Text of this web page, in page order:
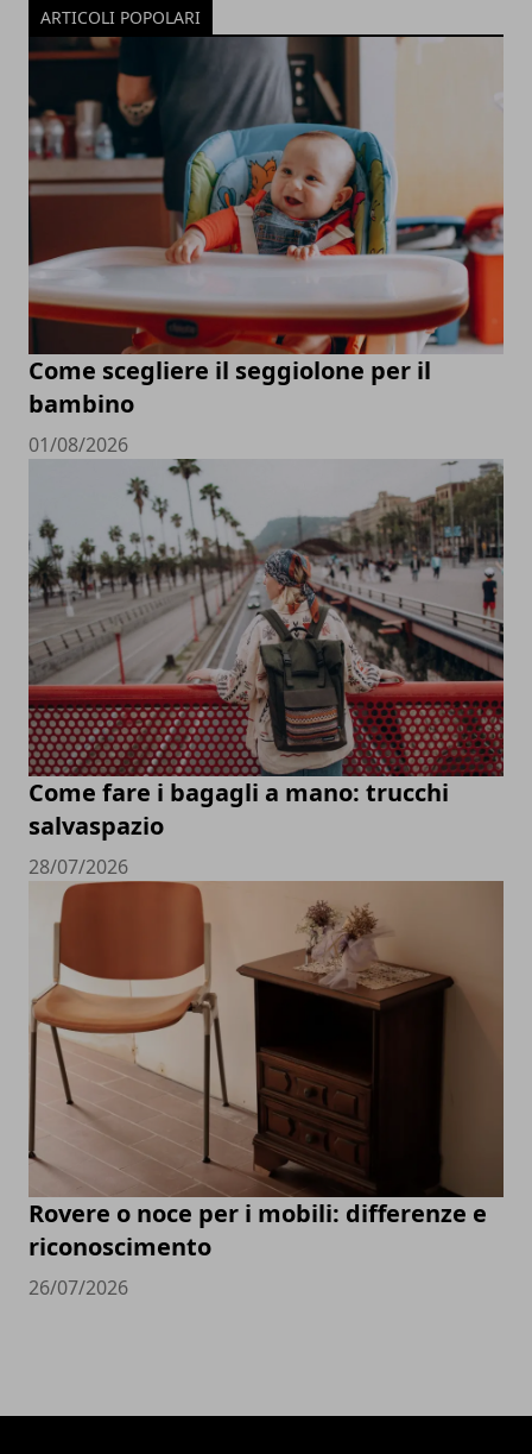
ARTICOLI POPOLARI
Come scegliere il seggiolone per il
bambino
01/08/2026
Come fare i bagagli a mano: trucchi
salvaspazio
28/07/2026
Rovere o noce per i mobili: differenze e
riconoscimento
26/07/2026